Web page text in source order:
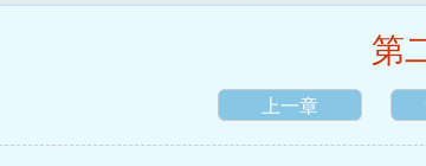
第
上一章